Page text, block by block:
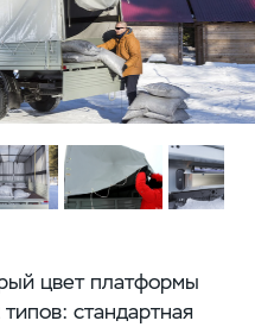
цвет платформы
стандартная